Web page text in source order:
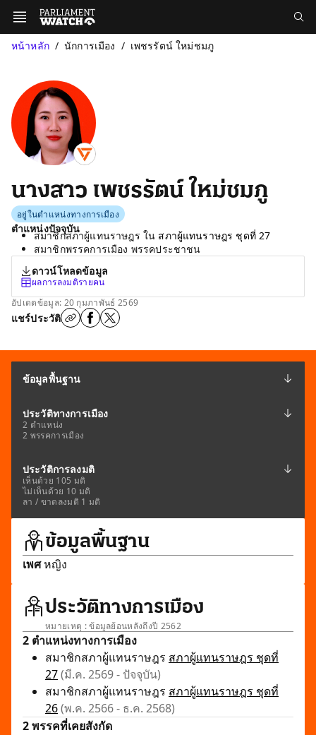
หน้าหลัก นักการเมือง เพชรรัตน์ ใหม่ชมภู
นางสาว เพชรรัตน์ ใหม่ชมภู
อยู่ในตำแหน่งทางการเมือง
ตำแหน่งปัจจุบัน
สมาชิกสภาผู้แทนราษฎร ใน สภาผู้แทนราษฎร ชุดที่ 27
สมาชิกพรรคการเมือง พรรคประชาชน
ดาวน์โหลดข้อมูล
ผลการลงมติรายคน
อัปเดตข้อมูล: 20 กุมภาพันธ์ 2569
แชร์ประวัติ
ข้อมูลพื้นฐาน
ประวัติทางการเมือง
2 ตำแหน่ง
2 พรรคการเมือง
ประวัติการลงมติ
เห็นด้วย 105 มติ
ไม่เห็นด้วย 10 มติ
ลา / ขาดลงมติ 1 มติ
ข้อมูลพื้นฐาน
เพศหญิง
ประวัติทางการเมือง
หมายเหตุ : ข้อมูลย้อนหลังถึงปี 2562
2 ตำแหน่งทางการเมือง
สมาชิกสภาผู้แทนราษฎร สภาผู้แทนราษฎร ชุดที่
27(มี.ค. 2569 - ปัจจุบัน)
สมาชิกสภาผู้แทนราษฎร สภาผู้แทนราษฎร ชุดที่
26(พ.ค. 2566 - ธ.ค. 2568)
2 พรรคที่เคยสังกัด